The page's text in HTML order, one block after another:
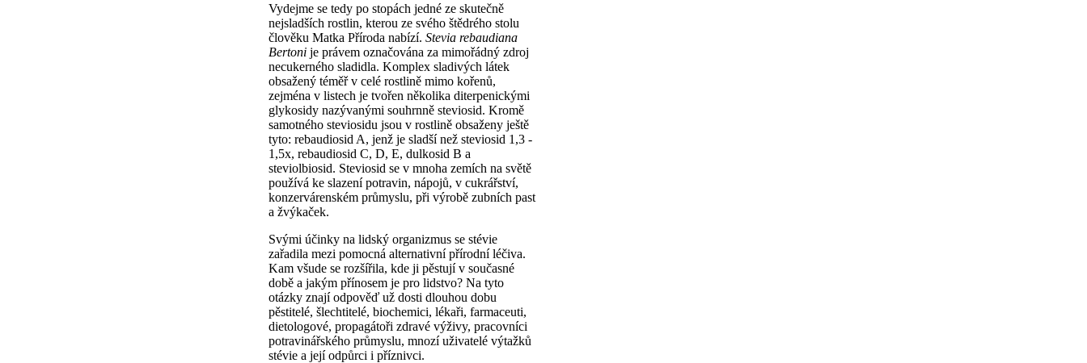
Vydejme se tedy po stopách jedné ze skutečně
nejsladších rostlin, kterou ze svého štědrého stolu
člověku Matka Příroda nabízí. Stevia rebaudiana
Bertoni je právem označována za mimořádný zdroj
necukerného sladidla. Komplex sladivých látek
obsažený téměř v celé rostlině mimo kořenů,
zejména v listech je tvořen několika diterpenickými
glykosidy nazývanými souhrnně steviosid. Kromě
samotného steviosidu jsou v rostlině obsaženy ještě
tyto: rebaudiosid A, jenž je sladší než steviosid 1,3 -
1,5x, rebaudiosid C, D, E, dulkosid B a
steviolbiosid. Steviosid se v mnoha zemích na světě
používá ke slazení potravin, nápojů, v cukrářství,
konzervárenském průmyslu, při výrobě zubních past
a žvýkaček.
Svými účinky na lidský organizmus se stévie
zařadila mezi pomocná alternativní přírodní léčiva.
Kam všude se rozšířila, kde ji pěstují v současné
době a jakým přínosem je pro lidstvo? Na tyto
otázky znají odpověď už dosti dlouhou dobu
pěstitelé, šlechtitelé, biochemici, lékaři, farmaceuti,
dietologové, propagátoři zdravé výživy, pracovníci
potravinářského průmyslu, mnozí uživatelé výtažků
stévie a její odpůrci i příznivci.